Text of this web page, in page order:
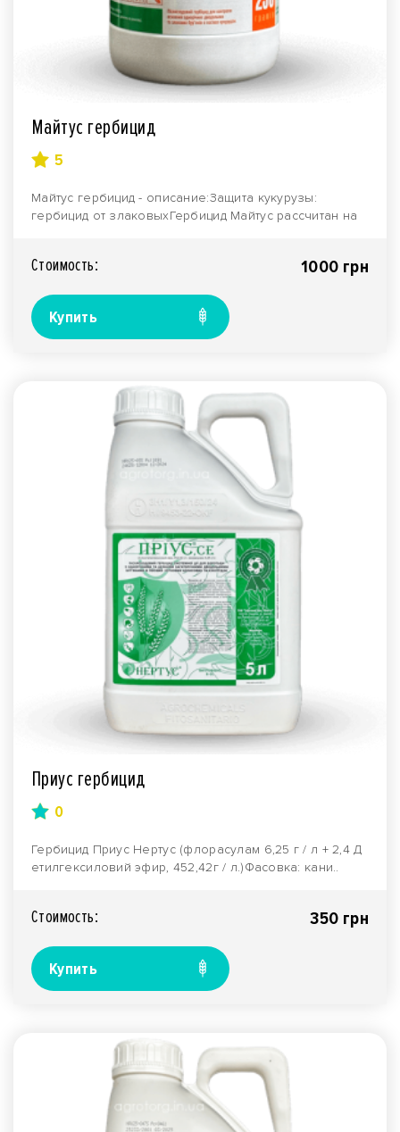
Майтус гербицид
5
Майтус гербицид - описание:Защита кукурузы:
гербицид от злаковыхГербицид Майтус рассчитан на
Стоимость: 1000 грн
Купить
Приус гербицид
0
Гербицид Приус Нертус (флорасулам 6,25 г / л + 2,4 Д
етилгексиловий эфир, 452,42г / л.)Фасовка: кани..
Стоимость: 350 грн
Купить